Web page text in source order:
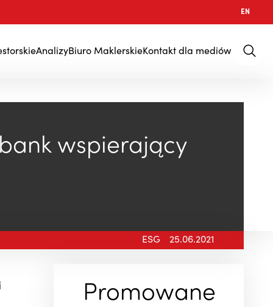
EN
AnalizyBiuro MaklerskieKontakt dla mediów
wspierający
ESG 25.06.2021
Promowane